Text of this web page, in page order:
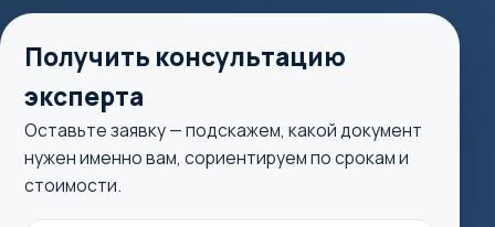
Получить консультацию
эксперта
Оставьте заявку — подскажем, какой документ
нужен именно вам, сориентируем по срокам и
стоимости.